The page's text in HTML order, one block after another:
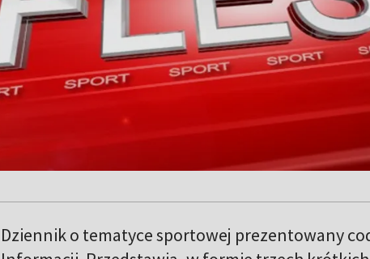
Dziennik o tematyce sportowej prezentowany